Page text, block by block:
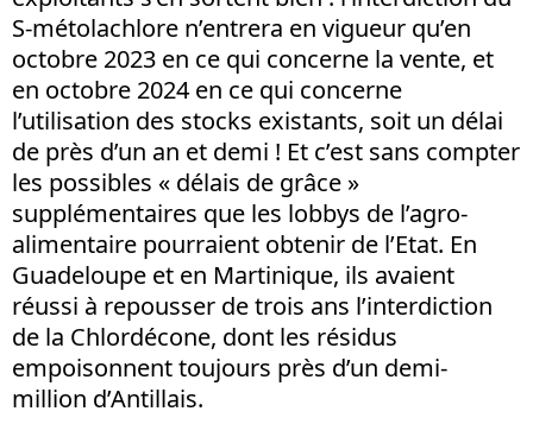
S-métolachlore n’entrera en vigueur qu’en
octobre 2023 en ce qui concerne la vente, et
en octobre 2024 en ce qui concerne
l’utilisation des stocks existants, soit un délai
de près d’un an et demi ! Et c’est sans compter
les possibles « délais de grâce »
supplémentaires que les lobbys de l’agro-
alimentaire pourraient obtenir de l’Etat. En
Guadeloupe et en Martinique, ils avaient
réussi à repousser de trois ans l’interdiction
de la Chlordécone, dont les résidus
empoisonnent toujours près d’un demi-
million d’Antillais.